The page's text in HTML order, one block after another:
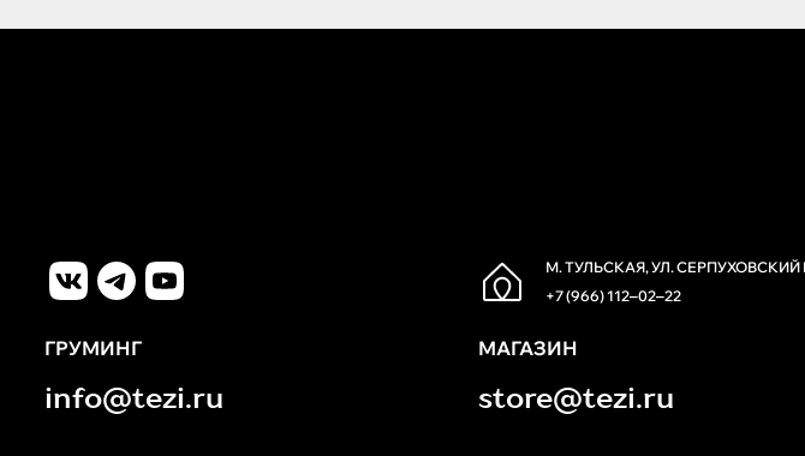
М. ТУЛЬСКАЯ, УЛ. СЕРПУХОВСКИЙ
+7 (966) 112‒02‒22
ГРУМИНГ
info@tezi.ru
МАГАЗИН
store@tezi.ru